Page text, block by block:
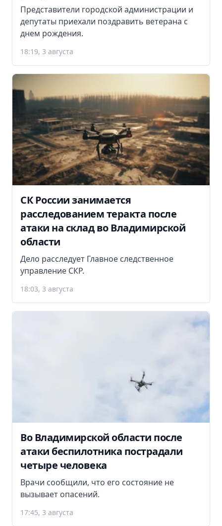
Представители городской администрации и
депутаты приехали поздравить ветерана с
днем рождения.
18:19, 3 августа
СК России занимается
расследованием теракта после
атаки на склад во Владимирской
области
Дело расследует Главное следственное
управление СКР.
18:03, 3 августа
Во Владимирской области после
атаки беспилотника пострадали
четыре человека
Врачи сообщили, что его состояние не
вызывает опасений.
17:45, 3 августа